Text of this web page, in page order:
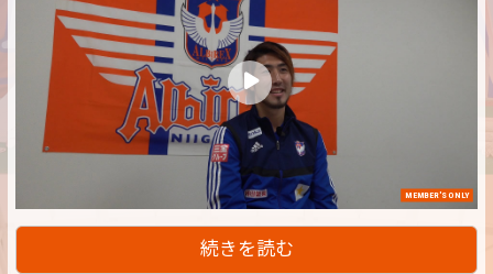
MEMBER'S ONLY
続きを読む